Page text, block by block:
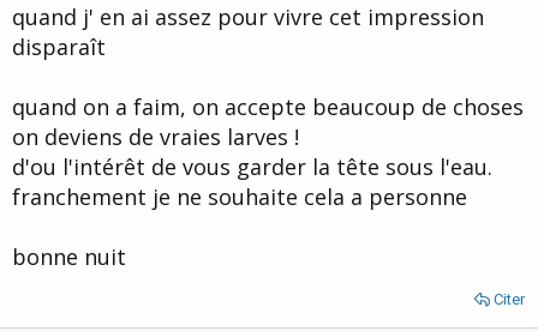
e
quand j' en ai assez pour vivre cet impression
disparaît
quand on a faim, on accepte beaucoup de choses
on deviens de vraies larves !
d'ou l'intérêt de vous garder la tête sous l'eau.
franchement je ne souhaite cela a personne
bonne nuit
Citer